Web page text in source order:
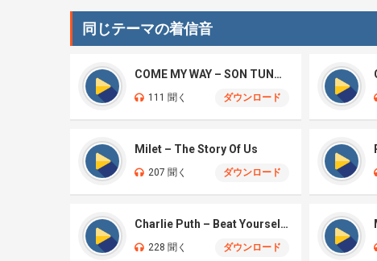
同じテーマの着信音
COME MY WAY – SON TUNG M-TP, TYGA
111 聞く ダウンロード
Milet – The Story Of Us
207 聞く ダウンロード
Charlie Puth – Beat Yourself Up
228 聞く ダウンロード